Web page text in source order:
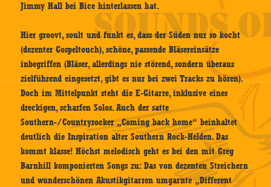
Jimmy Hall bei Bice hinterlassen hat.
Hier groovt, soult und funkt es, dass der Süden nur so kocht
(dezenter Gospeltouch), schöne, passende Bläsereinsätze
inbegriffen (Bläser, allerdings nie störend, sondern überaus
zielführend eingesetzt, gibt es nur bei zwei Tracks zu hören).
Doch im Mittelpunkt steht die E-Gitarre, inklusive eines
dreckigen, scharfen Solos. Auch der satte
Southern-/Countryrocker „Coming back home“ beinhaltet
deutlich die Inspiration alter Southern Rock-Helden. Das
kommt klasse! Höchst melodisch geht es bei den mit Greg
Barnhill komponierten Songs zu: Das von dezenten Streichern
und wunderschönen Akustikgitarren umgarnte „Different